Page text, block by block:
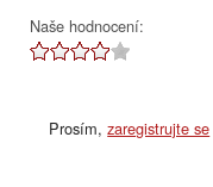
Naše hodnocení:
Prosím,zaregistrujte se